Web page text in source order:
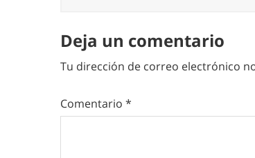
Deja un comentario
Tu dirección de correo electrónico
Comentario *